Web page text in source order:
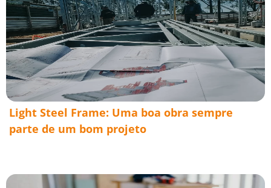
Light Steel Frame: Uma boa obra sempre
parte de um bom projeto